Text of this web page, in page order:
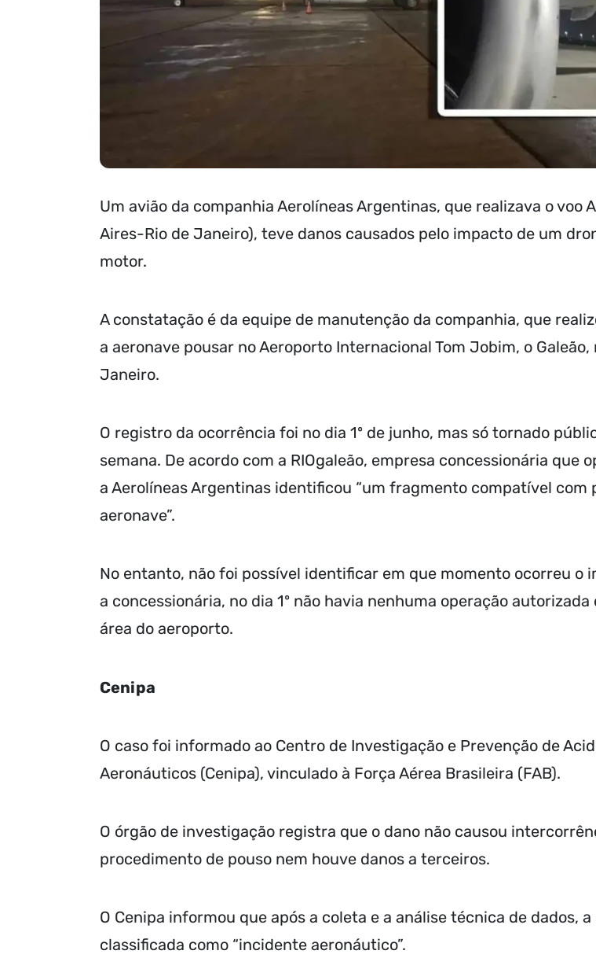
Um avião da companhia Aerolíneas Argentinas, que realizava o voo
Aires-Rio de Janeiro), teve danos causados pelo impacto de um
motor.
A constatação é da equipe de manutenção da companhia, que
a aeronave pousar no Aeroporto Internacional Tom Jobim, o Galeão,
Janeiro.
O registro da ocorrência foi no dia 1º de junho, mas só tornado
semana. De acordo com a RIOgaleão, empresa concessionária que
a Aerolíneas Argentinas identificou “um fragmento compatível com
aeronave”.
No entanto, não foi possível identificar em que momento ocorreu o
a concessionária, no dia 1º não havia nenhuma operação autorizada
área do aeroporto.
Cenipa
O caso foi informado ao Centro de Investigação e Prevenção de
Aeronáuticos (Cenipa), vinculado à Força Aérea Brasileira (FAB).
O órgão de investigação registra que o dano não causou
procedimento de pouso nem houve danos a terceiros.
O Cenipa informou que após a coleta e a análise técnica de dados,
classificada como “incidente aeronáutico”.